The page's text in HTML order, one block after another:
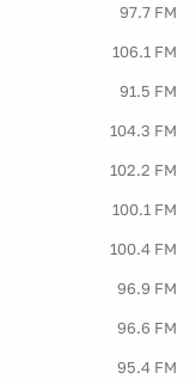
97.7 FM
106.1 FM
91.5 FM
104.3 FM
102.2 FM
100.1 FM
100.4 FM
96.9 FM
96.6 FM
95.4 FM